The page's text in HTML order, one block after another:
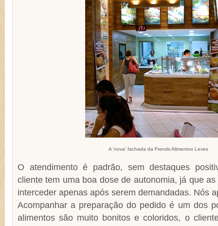
A 'nova' fachada da Frends Alimentos Leves
O atendimento é padrão, sem destaques
cliente tem uma boa dose de autonomia, já que
interceder apenas após serem demandadas. Nós
Acompanhar a preparação do pedido é um dos
alimentos são muito bonitos e coloridos, o